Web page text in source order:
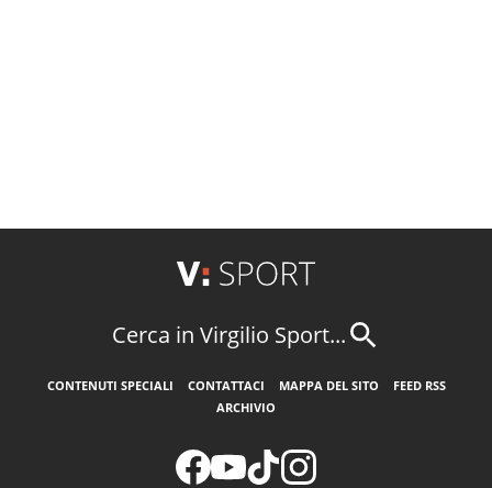
Cerca in Virgilio Sport...
CONTENUTI SPECIALI CONTATTACI MAPPA DEL SITO
FEED RSS
ARCHIVIO